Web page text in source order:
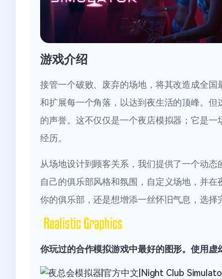
游戏介绍
接管一个破败、废弃的场地，将其改造成全
和扩展每一个角落，以达到夜生活的顶峰。
的声誉。这不仅仅是一个夜店模拟器；它是
经历。
从场地设计到顾客关系，我们提供了一个动
自己的俱乐部风格和氛围，自定义场地，并
你的俱乐部，还是想增添一丝怀旧气息，选择
你玩过的合作模拟游戏中最好的图形。使用虚